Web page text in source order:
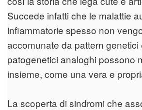
Succede infatti che le malattie
infiammatorie spesso non
accomunate da pattern genetici
patogenetici analoghi possono
insieme, come una vera e
La scoperta di sindromi che